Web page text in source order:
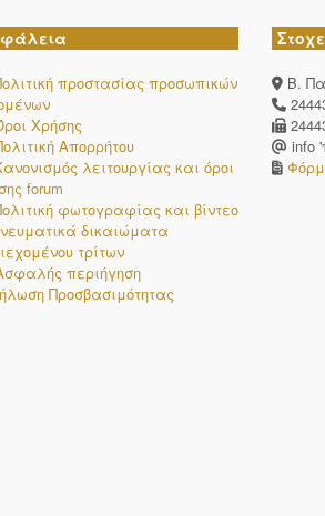
προστασίας προσωπικών
Χρήσης
Απορρήτου
λειτουργίας και όροι
forum
φωτογραφίας και βίντεο
δικαιώματα
τρίτων
περιήγηση
Προσβασιμότητας
Β.
info